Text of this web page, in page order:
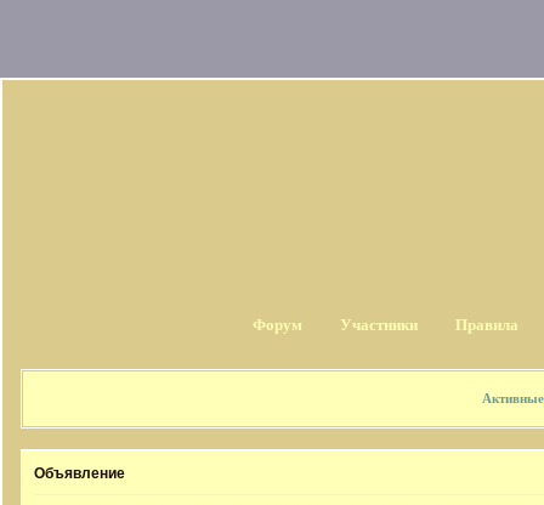
Форум Участники Правила
Объявление